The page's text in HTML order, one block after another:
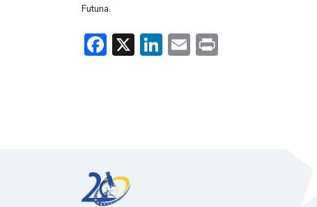
Futuna.
Facebook
X LinkedIn
Email